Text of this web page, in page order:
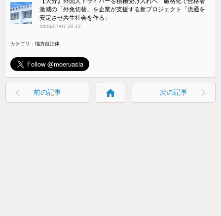
激減の「外免切替」を企業が支援する新プロジェクト「流通を
安定させ共生社会を作る」
2026/07/07 20:12
カテゴリ：地方自治体
前の記事 home 次の記事